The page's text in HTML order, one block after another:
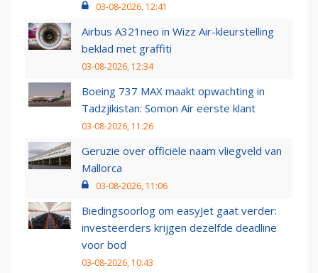
03-08-2026, 12:41
Airbus A321neo in Wizz Air-kleurstelling
beklad met graffiti
03-08-2026, 12:34
Boeing 737 MAX maakt opwachting in
Tadzjikistan: Somon Air eerste klant
03-08-2026, 11:26
Geruzie over officiële naam vliegveld van
Mallorca
03-08-2026, 11:06
Biedingsoorlog om easyJet gaat verder:
investeerders krijgen dezelfde deadline
voor bod
03-08-2026, 10:43